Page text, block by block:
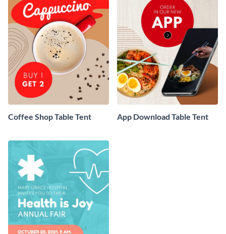
Coffee Shop Table Tent App Download Table Tent